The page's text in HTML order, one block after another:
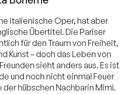
italienische Oper, hat aber
Übertitel. Die Pariser
für den Traum von Freiheit,
Kunst – doch das Leben von
sieht anders aus. Es ist
und noch nicht einmal Feuer
der hübschen Nachbarin Mimì.